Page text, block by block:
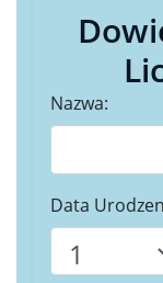
Nazwa:
Data